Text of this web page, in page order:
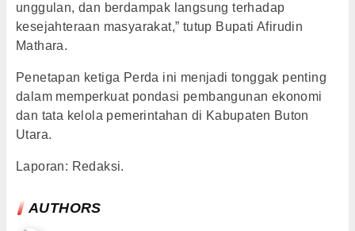
unggulan, dan berdampak langsung terhadap
kesejahteraan masyarakat,” tutup Bupati Afirudin
Mathara.
Penetapan ketiga Perda ini menjadi tonggak penting
dalam memperkuat pondasi pembangunan ekonomi
dan tata kelola pemerintahan di Kabupaten Buton
Utara.
Laporan: Redaksi.
AUTHORS